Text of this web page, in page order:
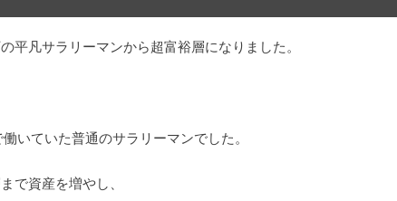
平凡サラリーマンから超富裕層になりました。
いていた普通のサラリーマンでした。
で資産を増やし、